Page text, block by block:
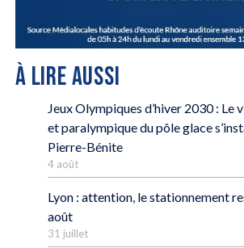
À LIRE AUSSI
Jeux Olympiques d’hiver 2030 : Le
et paralympique du pôle glace
Pierre-Bénite
4 août
Lyon : attention, le stationnement
août
31 juillet